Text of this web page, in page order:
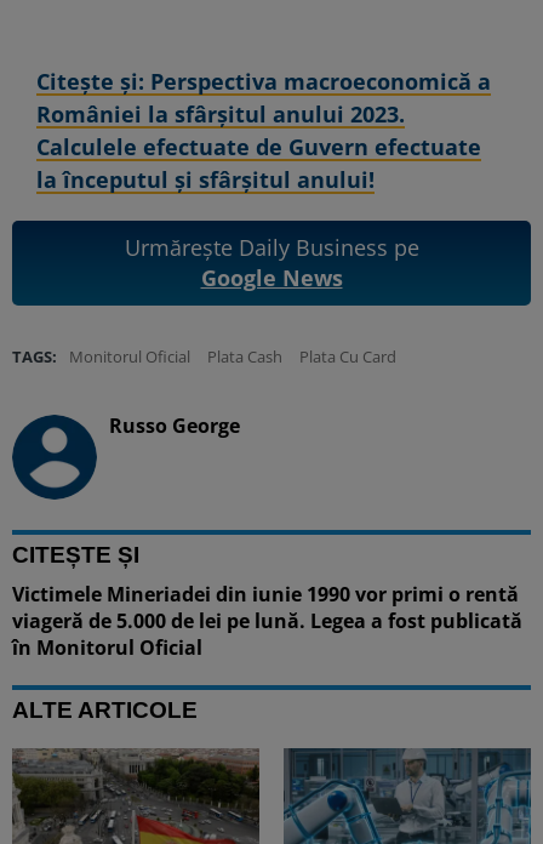
Citeşte şi: Perspectiva macroeconomică a
României la sfârșitul anului 2023.
Calculele efectuate de Guvern efectuate
la începutul și sfârșitul anului!
Urmărește Daily Business pe
Google News
TAGS: Monitorul Oficial Plata Cash Plata Cu Card
Russo George
CITEȘTE ȘI
Victimele Mineriadei din iunie 1990 vor primi o rentă
viageră de 5.000 de lei pe lună. Legea a fost publicată
în Monitorul Oficial
ALTE ARTICOLE